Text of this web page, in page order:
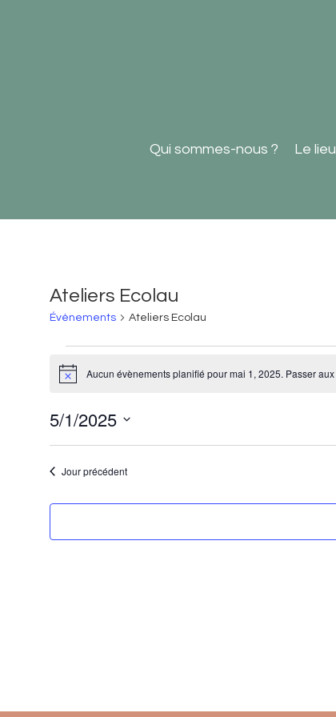
Qui sommes-nous ? Le lieu
Ateliers Ecolau
Évènements Ateliers Ecolau
Notice Aucun évènements planifié pour mai 1, 2025. Passer aux
5/1/2025
date.Jour précédent